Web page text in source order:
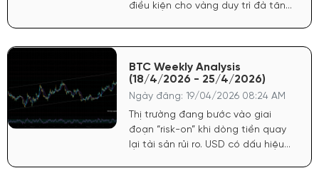
điều kiện cho vàng duy trì đà tăng.
không làm giảm sức hút của vàng
do yếu tố phòng hộ vẫn còn.
BTC Weekly Analysis
(18/4/2026 - 25/4/2026)
Ngày đăng: 19/04/2026 08:24 AM
Thị trường đang bước vào giai
đoạn “risk-on” khi dòng tiền quay
lại tài sản rủi ro. USD có dấu hiệu